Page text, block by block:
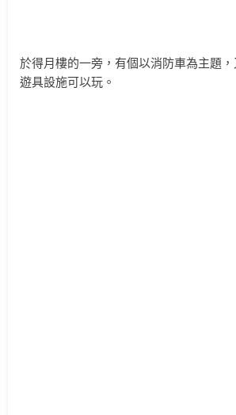
於得月樓的一旁，有個以消防車為主題
遊具設施可以玩。